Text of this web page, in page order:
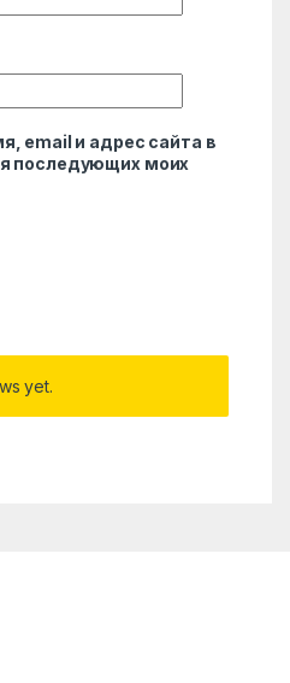
email и адрес сайта в
последующих моих
yet.